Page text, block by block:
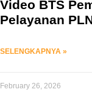
Video BTS
Pelayanan
SELENGKAPNYA »
February 26, 2026